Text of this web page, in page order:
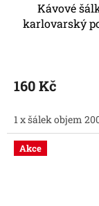
Kávové
karlovarský
produktu
je
z
5
hvězdiček.
160 Kč
1 x šálek objem
Akce